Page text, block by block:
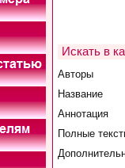
Искать в
Авторы
Название
Аннотация
Полные